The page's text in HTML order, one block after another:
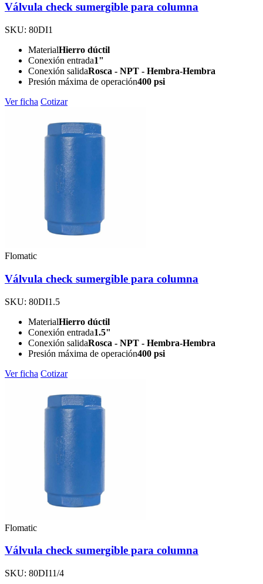
Válvula check sumergible para columna
SKU: 80DI1
MaterialHierro dúctil
Conexión entrada1"
Conexión salidaRosca - NPT - Hembra-Hembra
Presión máxima de operación400 psi
Ver ficha Cotizar
Flomatic
Válvula check sumergible para columna
SKU: 80DI1.5
MaterialHierro dúctil
Conexión entrada1.5"
Conexión salidaRosca - NPT - Hembra-Hembra
Presión máxima de operación400 psi
Ver ficha Cotizar
Flomatic
Válvula check sumergible para columna
SKU: 80DI11/4